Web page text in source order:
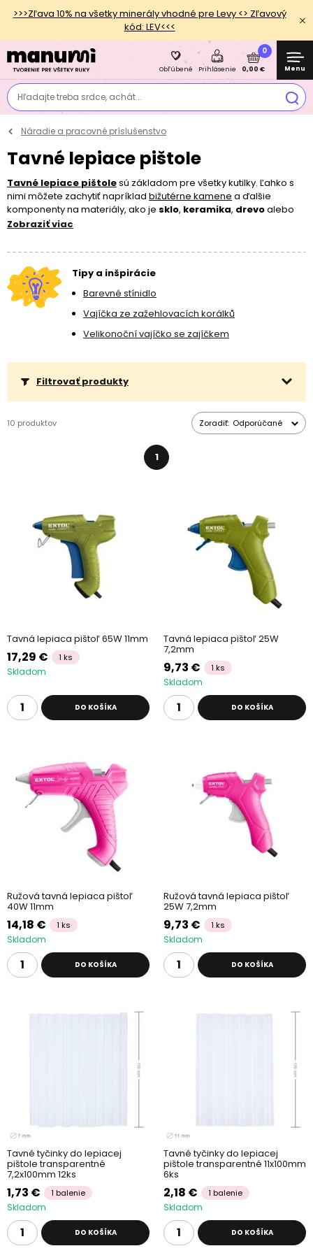
>>>Zľava 10% na všetky minerály vhodné pre Levy <> Zľavový
kód: LEV<<<
Hľadajte treba srdce, achát...
Obľúbené Prihlásenie
0
0,00 € Menu
Náradie a pracovné príslušenstvo
Tavné lepiace pištole
Tavné lepiace pištolesú základom pre všetky kutilky. Ľahko s
nimi môžete zachytiť napríklad bižutérne kamene a ďalšie
komponenty na materiály, ako je sklo, keramika, drevoalebo
dokoncatextil
roztopí. Lepidlo potom môžete opatrne dávkovať na vami
aby lepidlo bolo skutočne len tam, kde má byť. Okrem pištolí v
tejto kategórii nájdete aj tavné tyčinky, a to nielen klasické
transparentné, ale ajfarebnéalebo dokonca s
Vďaka tomu môžete lepiť skutočne čokoľvek bez toho, aby si
lepidlo niekto všimol.
Zobraziť viac
Tipy a inšpirácie
Barevné stínidlo
Vajíčka ze zažehlovacích korálků
Velikonoční vajíčko se zajíčkem
Filtrovať produkty
10 produktov Zoradiť: Odporúčané
1
Tavná lepiaca pištoľ 65W 11mm
17,29 € 1 ks
Skladom
DO KOŠÍKA
Tavná lepiaca pištoľ 25W
7,2mm
9,73 € 1 ks
Skladom
DO KOŠÍKA
Ružová tavná lepiaca pištoľ
40W 11mm
14,18 € 1 ks
Skladom
DO KOŠÍKA
Ružová tavná lepiaca pištoľ
25W 7,2mm
9,73 € 1 ks
Skladom
DO KOŠÍKA
Tavné tyčinky do lepiacej
pištole transparentné
7,2x100mm 12ks
1,73 € 1 balenie
Skladom
DO KOŠÍKA
Tavné tyčinky do lepiacej
pištole transparentné 11x100mm
6ks
2,18 € 1 balenie
Skladom
DO KOŠÍKA